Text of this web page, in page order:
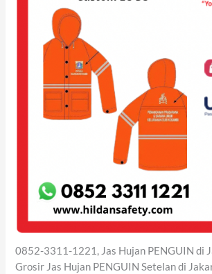
0852-3311-1221, Jas Hujan PENGUIN di
Grosir Jas Hujan PENGUIN Setelan di